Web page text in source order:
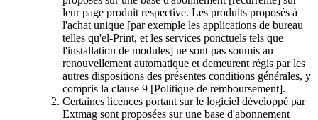
leur page produit respective. Les produits proposés à
l'achat unique [par exemple les applications de bureau
telles qu'el-Print, et les services ponctuels tels que
l'installation de modules] ne sont pas soumis au
renouvellement automatique et demeurent régis par les
autres dispositions des présentes conditions générales, y
compris la clause 9 [Politique de remboursement].
Certaines licences portant sur le logiciel développé par
Extmag sont proposées sur une base d'abonnement